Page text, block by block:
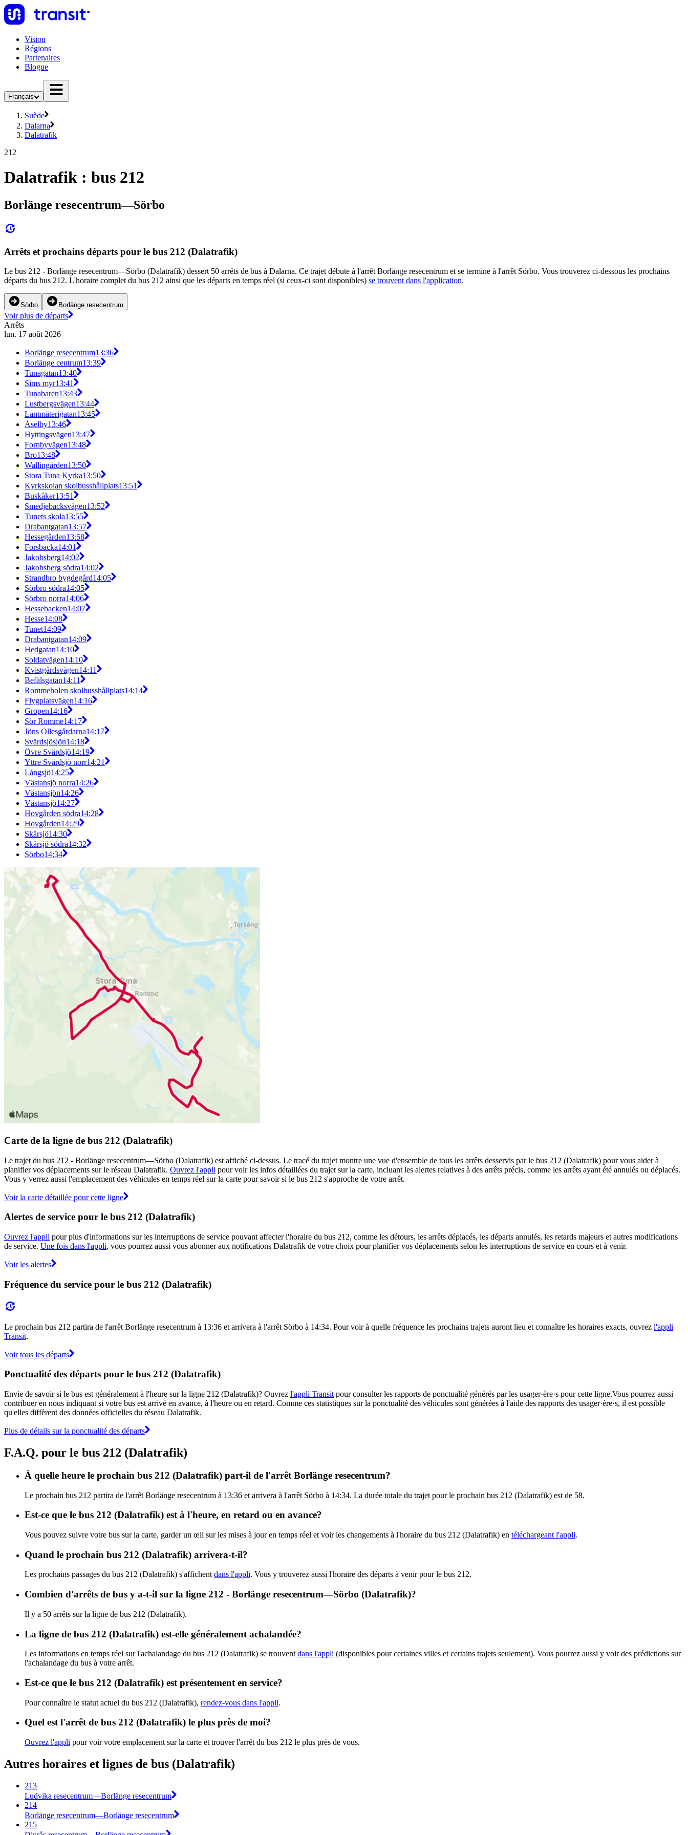
Vision
Régions
Partenaires
Blogue
Français
Suède
Dalarna
Dalatrafik
212
Dalatrafik : bus 212
Borlänge resecentrum—Sörbo
Arrêts et prochains départs pour le bus 212 (Dalatrafik)
Le bus 212 - Borlänge resecentrum—Sörbo (Dalatrafik) dessert 50 arrêts de bus à Dalarna. Ce trajet débute à l'arrêt Borlänge resecentrum et se termine à l'arrêt Sörbo. Vous trouverez ci-dessous les prochains
départs du bus 212. L'horaire complet du bus 212 ainsi que les départs en temps réel (si ceux-ci sont disponibles) se trouvent dans l'application.
Sörbo Borlänge resecentrum
Voir plus de départs
Arrêts
lun. 17 août 2026
Borlänge resecentrum13:36
Borlänge centrum13:39
Tunagatan13:40
Sims myr13:41
Tunabaren13:43
Lustbergsvägen13:44
Lantmäterigatan13:45
Åselby13:46
Hyttingsvägen13:47
Fornbyvägen13:48
Bro13:48
Wallingården13:50
Stora Tuna Kyrka13:50
Kyrkskolan skolbusshållplats13:51
Buskåker13:51
Smedjebacksvägen13:52
Tunets skola13:55
Drabantgatan13:57
Hessegården13:58
Forsbacka14:01
Jakobsberg14:02
Jakobsberg södra14:02
Strandbro bygdegård14:05
Sörbro södra14:05
Sörbro norra14:06
Hessebacken14:07
Hesse14:08
Tunet14:09
Drabantgatan14:09
Hedgatan14:10
Soldatvägen14:10
Kvistgårdsvägen14:11
Befälsgatan14:11
Rommeholen skolbusshållplats14:14
Flygplatsvägen14:16
Gropen14:16
Sör Romme14:17
Jöns Ollesgårdarna14:17
Svärdsjösjön14:18
Övre Svärdsjö14:19
Yttre Svärdsjö norr14:21
Långsjö14:25
Västansjö norra14:26
Västansjön14:26
Västansjö14:27
Hovgården södra14:28
Hovgården14:29
Skärsjö14:30
Skärsjö södra14:32
Sörbo14:34
Carte de la ligne de bus 212 (Dalatrafik)
Le trajet du bus 212 - Borlänge resecentrum—Sörbo (Dalatrafik) est affiché ci-dessus. Le tracé du trajet montre une vue d'ensemble de tous les arrêts desservis par le bus 212 (Dalatrafik) pour vous aider à
planifier vos déplacements sur le réseau Dalatrafik. Ouvrez l'appli pour voir les infos détaillées du trajet sur la carte, incluant les alertes relatives à des arrêts précis, comme les arrêts ayant été annulés ou déplacés.
Vous y verrez aussi l'emplacement des véhicules en temps réel sur la carte pour savoir si le bus 212 s'approche de votre arrêt.
Voir la carte détaillée pour cette ligne
Alertes de service pour le bus 212 (Dalatrafik)
Ouvrez l'appli pour plus d'informations sur les interruptions de service pouvant affecter l'horaire du bus 212, comme les détours, les arrêts déplacés, les départs annulés, les retards majeurs et autres modifications
de service. Une fois dans l'appli, vous pourrez aussi vous abonner aux notifications Dalatrafik de votre choix pour planifier vos déplacements selon les interruptions de service en cours et à venir.
Voir les alertes
Fréquence du service pour le bus 212 (Dalatrafik)
Le prochain bus 212 partira de l'arrêt Borlänge resecentrum à 13:36 et arrivera à l'arrêt Sörbo à 14:34. Pour voir à quelle fréquence les prochains trajets auront lieu et connaître les horaires exacts, ouvrez l'appli
Transit.
Voir tous les départs
Ponctualité des départs pour le bus 212 (Dalatrafik)
Envie de savoir si le bus est généralement à l'heure sur la ligne 212 (Dalatrafik)? Ouvrez l'appli Transit pour consulter les rapports de ponctualité générés par les usager·ère·s pour cette ligne.Vous pourrez aussi
contribuer en nous indiquant si votre bus est arrivé en avance, à l'heure ou en retard. Comme ces statistiques sur la ponctualité des véhicules sont générées à l'aide des rapports des usager·ère·s, il est possible
qu'elles diffèrent des données officielles du réseau Dalatrafik.
Plus de détails sur la ponctualité des départs
F.A.Q. pour le bus 212 (Dalatrafik)
À quelle heure le prochain bus 212 (Dalatrafik) part-il de l'arrêt Borlänge resecentrum?
Le prochain bus 212 partira de l'arrêt Borlänge resecentrum à 13:36 et arrivera à l'arrêt Sörbo à 14:34. La durée totale du trajet pour le prochain bus 212 (Dalatrafik) est de 58.
Est-ce que le bus 212 (Dalatrafik) est à l'heure, en retard ou en avance?
Vous pouvez suivre votre bus sur la carte, garder un œil sur les mises à jour en temps réel et voir les changements à l'horaire du bus 212 (Dalatrafik) en téléchargeant l'appli.
Quand le prochain bus 212 (Dalatrafik) arrivera-t-il?
Les prochains passages du bus 212 (Dalatrafik) s'affichent dans l'appli. Vous y trouverez aussi l'horaire des départs à venir pour le bus 212.
Combien d'arrêts de bus y a-t-il sur la ligne 212 - Borlänge resecentrum—Sörbo (Dalatrafik)?
Il y a 50 arrêts sur la ligne de bus 212 (Dalatrafik).
La ligne de bus 212 (Dalatrafik) est-elle généralement achalandée?
Les informations en temps réel sur l'achalandage du bus 212 (Dalatrafik) se trouvent dans l'appli (disponibles pour certaines villes et certains trajets seulement). Vous pourrez aussi y voir des prédictions sur
l'achalandage du bus à votre arrêt.
Est-ce que le bus 212 (Dalatrafik) est présentement en service?
Pour connaître le statut actuel du bus 212 (Dalatrafik), rendez-vous dans l'appli.
Quel est l'arrêt de bus 212 (Dalatrafik) le plus près de moi?
Ouvrez l'appli pour voir votre emplacement sur la carte et trouver l'arrêt du bus 212 le plus près de vous.
Autres horaires et lignes de bus (Dalatrafik)
213
Ludvika resecentrum—Borlänge resecentrum
214
Borlänge resecentrum—Borlänge resecentrum
215